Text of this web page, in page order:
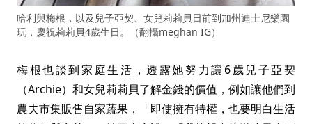
哈利與梅根，以及兒子亞契、女兒莉莉貝日前到加州迪士尼樂園
玩，慶祝莉莉貝4歲生日。（翻攝meghan IG）
梅根也談到家庭生活，透露她努力讓6歲兒子亞契
（Archie）和女兒莉莉貝了解金錢的價值，例如讓他們到
農夫市集販售自家蔬果，「即使擁有特權，也要明白生活